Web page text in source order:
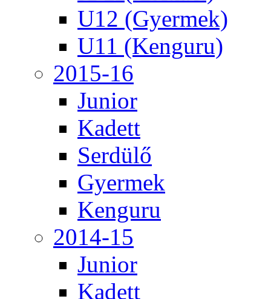
U12 (Gyermek)
U11 (Kenguru)
2015-16
Junior
Kadett
Serdülő
Gyermek
Kenguru
2014-15
Junior
Kadett